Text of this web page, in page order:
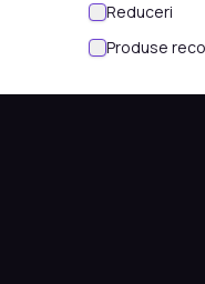
Reduceri
Produse